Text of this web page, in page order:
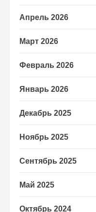
Апрель 2026
Март 2026
Февраль 2026
Январь 2026
Декабрь 2025
Ноябрь 2025
Сентябрь 2025
Май 2025
Октябрь 2024